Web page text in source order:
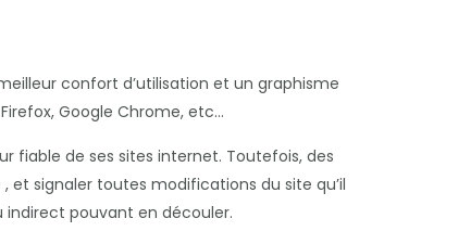
confort d’utilisation et un graphisme
Google Chrome, etc…
fiable de ses sites internet. Toutefois, des
et signaler toutes modifications du site qu’il
indirect pouvant en découler.